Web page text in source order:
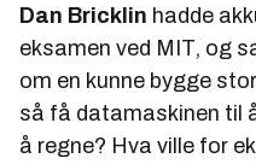
Dan Bricklin hadde
eksamen ved MIT, og
om en kunne bygge
så få datamaskinen til
å regne? Hva ville for